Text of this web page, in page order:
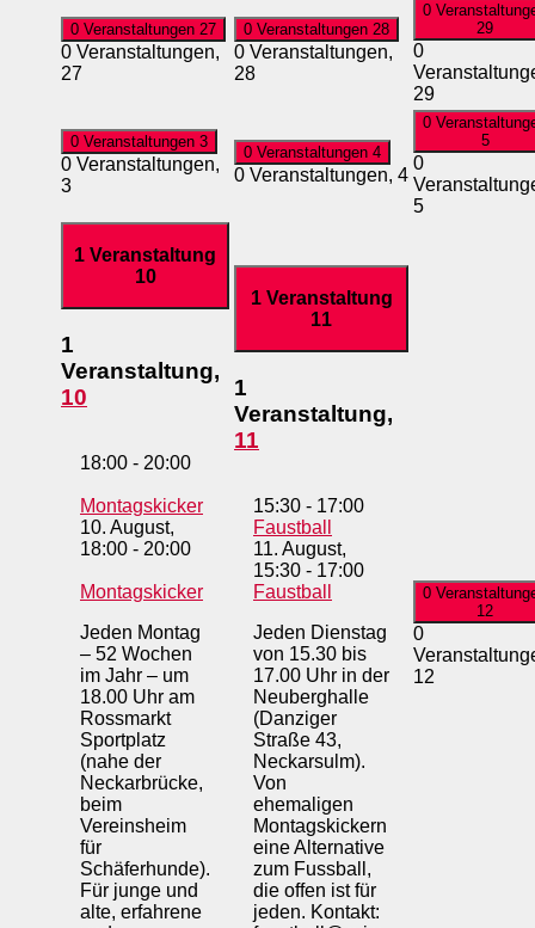
0 Veranstaltungen 27
0 Veranstaltungen,
27
0 Veranstaltungen 28
0 Veranstaltungen,
28
0
29
0
29
0 Veranstaltungen 3
0 Veranstaltungen,
3
0 Veranstaltungen 4
0 Veranstaltungen, 4
0
5
0
5
1 Veranstaltung
10
1
Veranstaltung,
10
18:00 - 20:00
Montagskicker
10. August,
18:00 - 20:00
Montagskicker
Jeden Montag
– 52 Wochen
im Jahr – um
18.00 Uhr am
Rossmarkt
Sportplatz
(nahe der
Neckarbrücke,
beim
Vereinsheim
für
Schäferhunde).
Für junge und
alte, erfahrene
1 Veranstaltung
11
1
Veranstaltung,
11
15:30 - 17:00
Faustball
11. August,
15:30 - 17:00
Faustball
Jeden Dienstag
von 15.30 bis
17.00 Uhr in der
Neuberghalle
(Danziger
Straße 43,
Neckarsulm).
Von
ehemaligen
Montagskickern
eine Alternative
zum Fussball,
die offen ist für
jeden. Kontakt:
0
12
0
12